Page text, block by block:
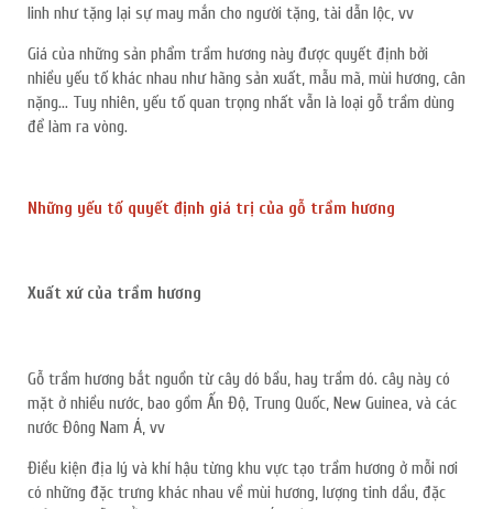
linh như tặng lại sự may mắn cho người tặng, tài dẫn lộc, vv
Giá của những sản phẩm trầm hương này được quyết định bởi
nhiều yếu tố khác nhau như hãng sản xuất, mẫu mã, mùi hương, cân
nặng… Tuy nhiên, yếu tố quan trọng nhất vẫn là loại gỗ trầm dùng
để làm ra vòng.
Những yếu tố quyết định giá trị của gỗ trầm hương
Xuất xứ của trầm hương
Gỗ trầm hương bắt nguồn từ cây dó bầu, hay trầm dó. cây này có
mặt ở nhiều nước, bao gồm Ấn Độ, Trung Quốc, New Guinea, và các
nước Đông Nam Á, vv
Điều kiện địa lý và khí hậu từng khu vực tạo trầm hương ở mỗi nơi
có những đặc trưng khác nhau về mùi hương, lượng tinh dầu, đặc
ĐĂNG KÝ TƯ VẤN MIỄN PHÍ